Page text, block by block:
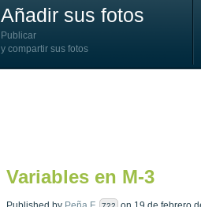
Añadir sus fotos
Publicar
y compartir sus fotos
Variables en M-3